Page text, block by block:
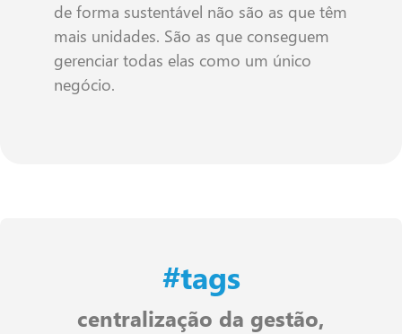
de forma sustentável não são as que têm
mais unidades. São as que conseguem
gerenciar todas elas como um único
negócio.
#tags
centralização da gestão,